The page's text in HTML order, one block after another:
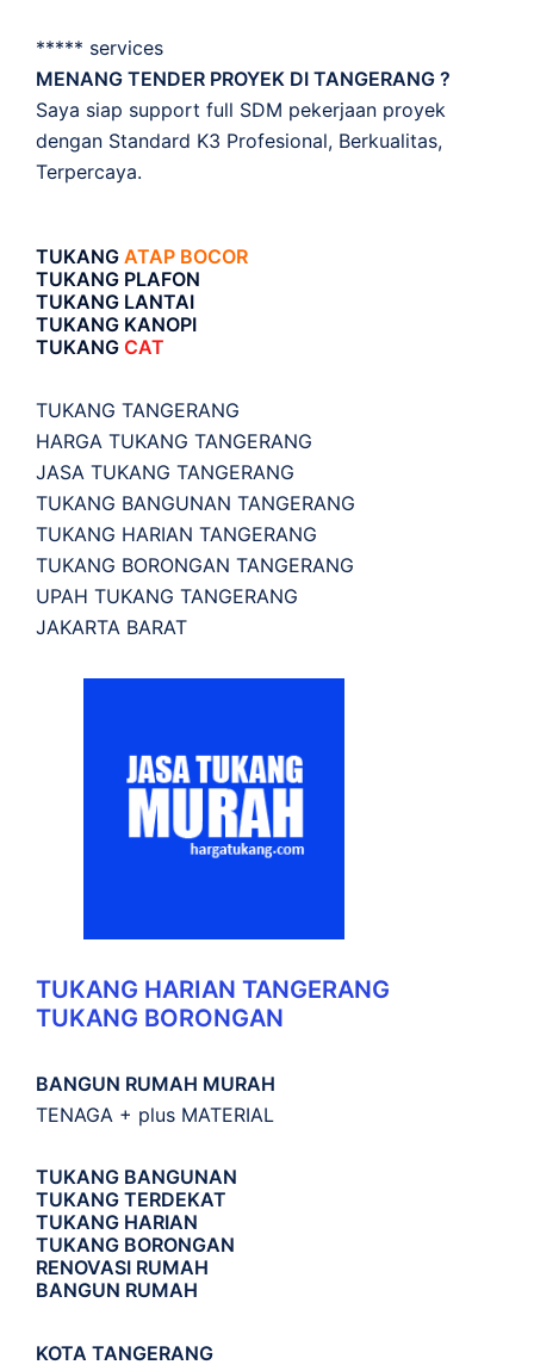
***** services
MENANG TENDER PROYEK DI TANGERANG ?
Saya siap support full SDM pekerjaan proyek
dengan Standard K3 Profesional, Berkualitas,
Terpercaya.
TUKANG ATAP BOCOR
TUKANG PLAFON
TUKANG LANTAI
TUKANG KANOPI
TUKANG CAT
TUKANG TANGERANG
HARGA TUKANG TANGERANG
JASA TUKANG TANGERANG
TUKANG BANGUNAN TANGERANG
TUKANG HARIAN TANGERANG
TUKANG BORONGAN TANGERANG
UPAH TUKANG TANGERANG
JAKARTA BARAT
TUKANG HARIAN TANGERANG
TUKANG BORONGAN
BANGUN RUMAH MURAH
TENAGA + plus MATERIAL
TUKANG BANGUNAN
TUKANG TERDEKAT
TUKANG HARIAN
TUKANG BORONGAN
RENOVASI RUMAH
BANGUN RUMAH
KOTA TANGERANG